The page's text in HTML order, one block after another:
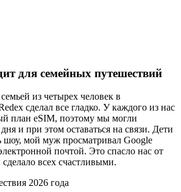
для семейных путешествий
из четырех человек в
сделал все гладко. У каждого из нас
план eSIM, поэтому мы могли
дня и при этом оставаться на связи. Дети
шоу, мой муж просматривал Google
почтой. Это спасло нас от
всех счастливыми.
2026 года